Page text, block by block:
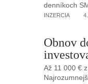
denníkoch
INZERCIA
Obnov
Až 11 000 €